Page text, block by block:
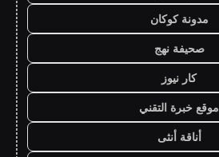
مدونة كوكان
صحيفة نهج
كار نيوز
موقع خبرة التقني
أناقة أنثى